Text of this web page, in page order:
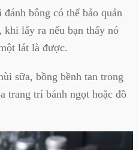
bông có thể bảo quản
khi lấy ra nếu bạn thấy nó
lát là được.
sữa, bồng bềnh tan trong
trang trí bánh ngọt hoặc đồ